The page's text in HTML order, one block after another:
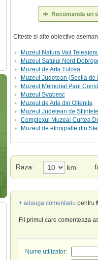
Citeste si alte obiective
Muzeul Natura Vaii
Muzeul Satului Nord
Muzeul de Arta Tulcea
Muzeul Judetean (Sectia de
Muzeul Memorial Paul
Muzeul Svabesc
Muzeul de Arta din Oltenita
Muzeul Judetean de
Complexul Muzeal Curtea
Muzeul de etnografie din
Raza: km
+ adauga comentariu pentru
Fii primul care comenteaza
Nume utilizator: